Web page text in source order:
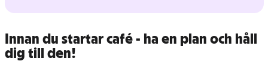
Innan du startar café - ha en plan och håll
dig till den!